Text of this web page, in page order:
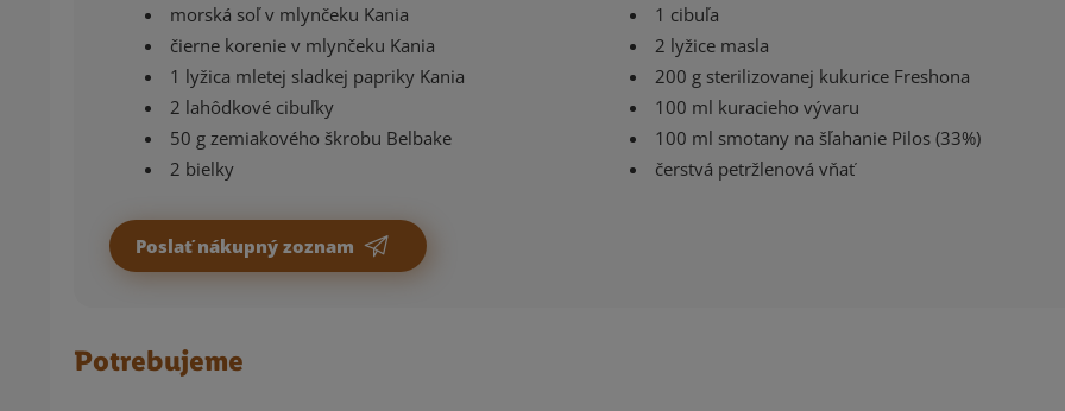
morská soľ v mlynčeku Kania
čierne korenie v mlynčeku Kania
1 lyžica mletej sladkej papriky Kania
2 lahôdkové cibuľky
50 g zemiakového škrobu Belbake
2 bielky
1 cibuľa
2 lyžice masla
200 g sterilizovanej kukurice Freshona
100 ml kuracieho vývaru
100 ml smotany na šľahanie Pilos (33%)
čerstvá petržlenová vňať
Poslať nákupný zoznam
Potrebujeme